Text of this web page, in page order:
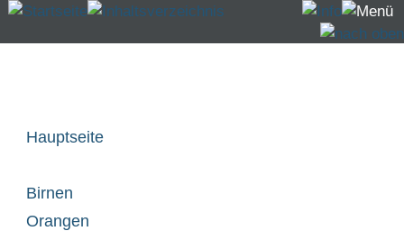
Hauptseite
Birnen
Orangen